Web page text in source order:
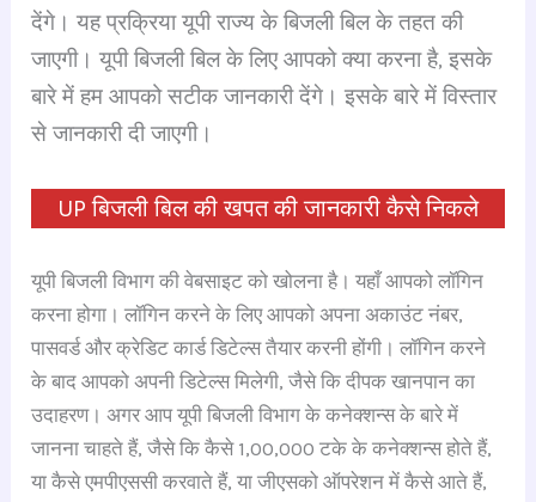
देंगे। यह प्रक्रिया यूपी राज्य के बिजली बिल के तहत की
जाएगी। यूपी बिजली बिल के लिए आपको क्या करना है, इसके
बारे में हम आपको सटीक जानकारी देंगे। इसके बारे में विस्तार
से जानकारी दी जाएगी।
UP बिजली बिल की खपत की जानकारी कैसे निकले
यूपी बिजली विभाग की वेबसाइट को खोलना है। यहाँ आपको लॉगिन
करना होगा। लॉगिन करने के लिए आपको अपना अकाउंट नंबर,
पासवर्ड और क्रेडिट कार्ड डिटेल्स तैयार करनी होंगी। लॉगिन करने
के बाद आपको अपनी डिटेल्स मिलेगी, जैसे कि दीपक खानपान का
उदाहरण। अगर आप यूपी बिजली विभाग के कनेक्शन्स के बारे में
जानना चाहते हैं, जैसे कि कैसे 1,00,000 टके के कनेक्शन्स होते हैं,
या कैसे एमपीएससी करवाते हैं, या जीएसको ऑपरेशन में कैसे आते हैं,